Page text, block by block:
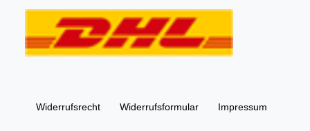
Widerrufs­recht Widerrufs­formular Impressum